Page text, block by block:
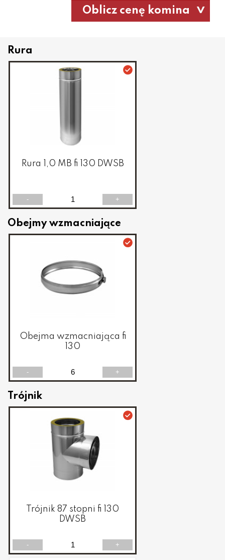
Oblicz cenę komina
Rura
Rura 1,0 MB fi 130 DWSB
- +
Obejmy wzmacniające
Obejma wzmacniająca fi
130
- +
Trójnik
Trójnik 87 stopni fi 130
DWSB
- +